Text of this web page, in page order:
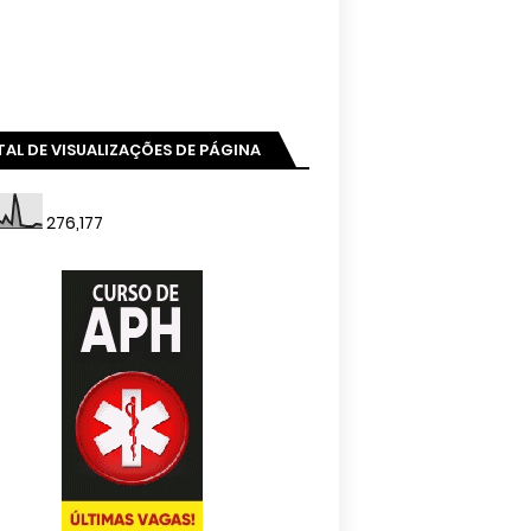
DE VISUALIZAÇÕES DE PÁGINA
276,177